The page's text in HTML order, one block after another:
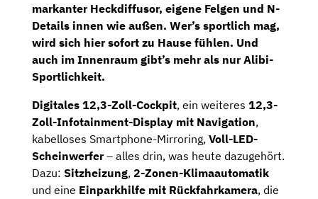
markanter Heckdiffusor, eigene Felgen und N-
Details innen wie außen. Wer’s sportlich mag,
wird sich hier sofort zu Hause fühlen. Und
auch im Innenraum gibt’s mehr als nur Alibi-
Sportlichkeit.
Digitales 12,3-Zoll-Cockpit, ein weiteres 12,3-
Zoll-Infotainment-Display mit Navigation,
kabelloses Smartphone-Mirroring, Voll-LED-
Scheinwerfer– alles drin, was heute dazugehört.
Dazu: Sitzheizung, 2-Zonen-Klimaautomatik
und eine Einparkhilfe mit Rückfahrkamera, die